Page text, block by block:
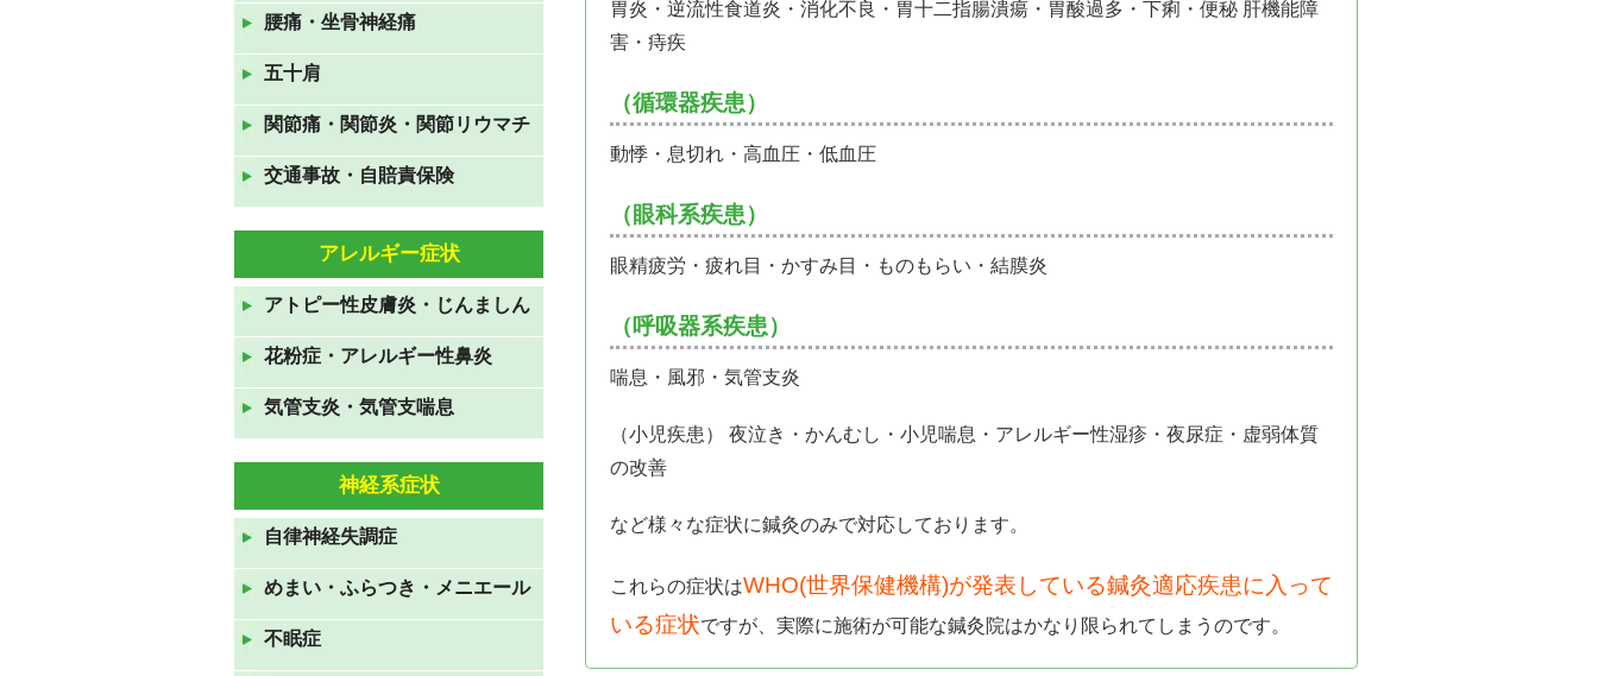
胃炎・逆流性食道炎・消化不良・胃十二指腸潰瘍・胃酸過多・下痢・便秘 肝機能障
害・痔疾
（循環器疾患）
動悸・息切れ・高血圧・低血圧
（眼科系疾患）
眼精疲労・疲れ目・かすみ目・ものもらい・結膜炎
（呼吸器系疾患）
喘息・風邪・気管支炎
（小児疾患） 夜泣き・かんむし・小児喘息・アレルギー性湿疹・夜尿症・虚弱体質
の改善
など様々な症状に鍼灸のみで対応しております。
これらの症状はWHO(世界保健機構)が発表している鍼灸適応疾患に入って
いる症状ですが、実際に施術が可能な鍼灸院はかなり限られてしまうのです。
す。
2021年11月22日
８月１５日(日)～１７日(火)ま
でお盆休みです
GWも休まず営業しておりま
2021年4月24日
年末年始のお知らせ 2020年
12月31日から2021年1月3日ま
で休診です。
2020年8月10日
7月23日から26日の祝日も診察
2020年7月19日
ＧＷも休みなく診察していま
腰痛・坐骨神経痛
五十肩
関節痛・関節炎・関節リウマチ
交通事故・自賠責保険
アレルギー症状
アトピー性皮膚炎・じんましん
花粉症・アレルギー性鼻炎
気管支炎・気管支喘息
神経系症状
自律神経失調症
めまい・ふらつき・メニエール
不眠症